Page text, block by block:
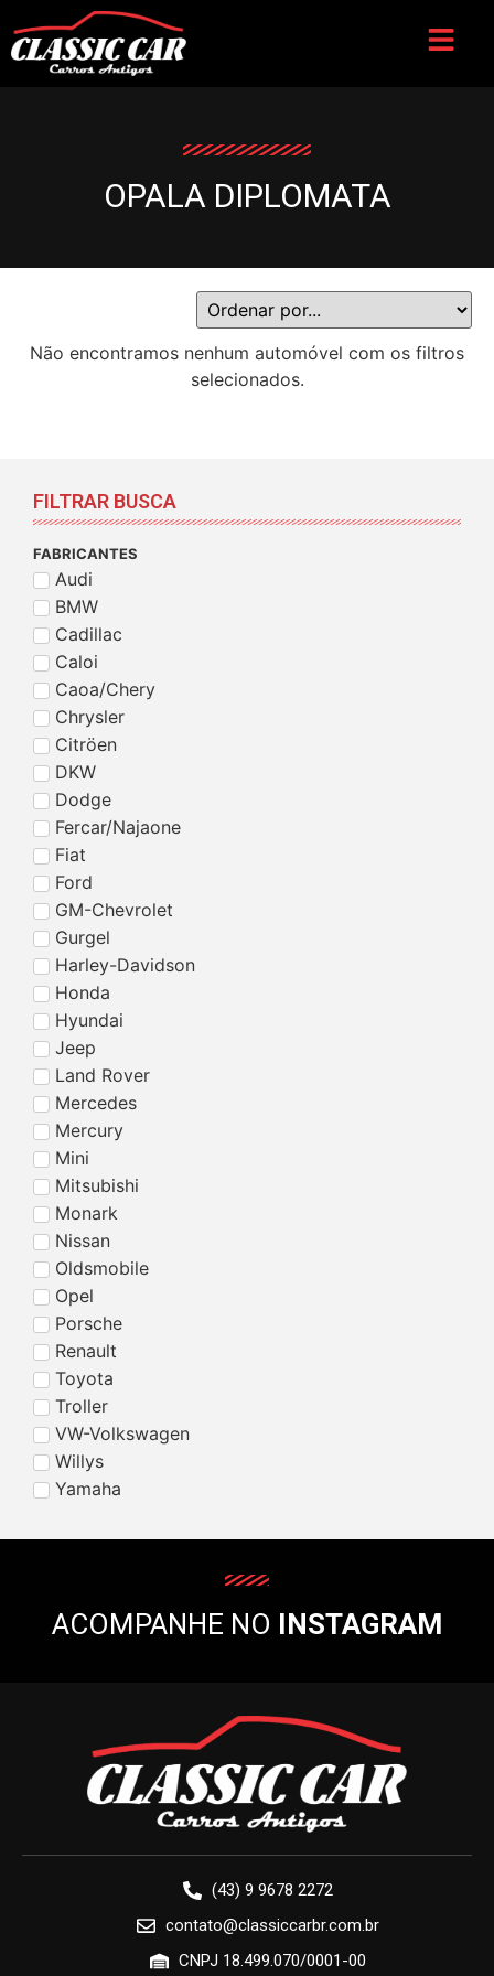
OPALA DIPLOMATA
FILTRAR BUSCA
FABRICANTES
Audi
BMW
Cadillac
Caloi
Caoa/Chery
Chrysler
Citröen
DKW
Dodge
Fercar/Najaone
Fiat
Ford
GM-Chevrolet
Gurgel
Harley-Davidson
Honda
Hyundai
Jeep
Land Rover
Mercedes
Mercury
Mini
Mitsubishi
Monark
Nissan
Oldsmobile
Opel
Porsche
Renault
Toyota
Troller
VW-Volkswagen
Willys
Yamaha
Não encontramos nenhum automóvel com os filtros
selecionados.
ACOMPANHE NO INSTAGRAM
(43) 9 9678 2272
contato@classiccarbr.com.br
CNPJ 18.499.070/0001-00